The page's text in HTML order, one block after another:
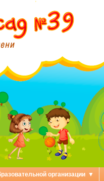
организации